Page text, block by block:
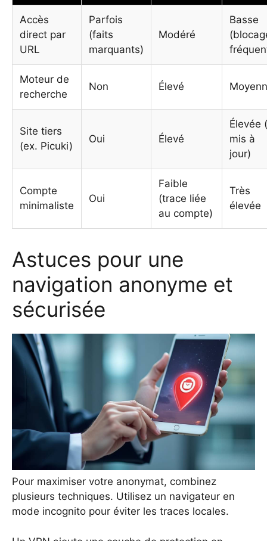
Accès
direct par
URL
Parfois
(faits
marquants)
Modéré
Basse
Moteur de
recherche
Non Élevé
Site tiers
(ex. Picuki)
Oui Élevé
Élevée
mis à
jour)
Compte
minimaliste
Oui
Faible
(trace liée
au compte)
Très
élevée
Astuces pour une
navigation anonyme et
sécurisée
Pour maximiser votre anonymat, combinez
plusieurs techniques. Utilisez un navigateur en
mode incognito pour éviter les traces locales.